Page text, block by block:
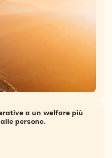
a un welfare più
persone.